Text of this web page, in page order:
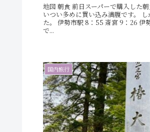
地図 朝食 前日スーパーで購入した
いつい多めに買い込み満腹です。
た。 伊勢市駅 8：55 斎宮 9：26 伊
で...
国内旅行